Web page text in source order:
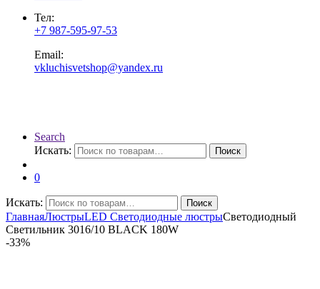
Тел:
+7 987-595-97-53
Email:
vkluchisvetshop@yandex.ru
Search
Искать:
Поиск
0
Искать: Поиск
ГлавнаяЛюстрыLED Светодиодные люстрыСветодиодный
Светильник 3016/10 BLACK 180W
-33%